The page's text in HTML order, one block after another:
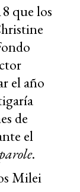
que los
el año
de
el
.
Milei